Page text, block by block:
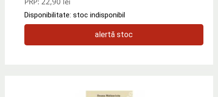
Disponibilitate: stoc indisponibil
alertă stoc